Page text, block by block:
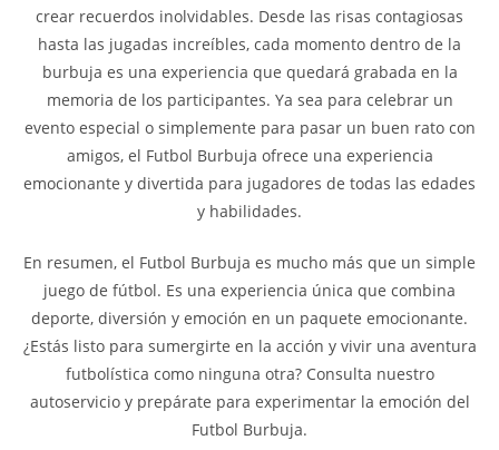
crear recuerdos inolvidables. Desde las risas contagiosas
hasta las jugadas increíbles, cada momento dentro de la
burbuja es una experiencia que quedará grabada en la
memoria de los participantes. Ya sea para celebrar un
evento especial o simplemente para pasar un buen rato con
amigos, el Futbol Burbuja ofrece una experiencia
emocionante y divertida para jugadores de todas las edades
y habilidades.
En resumen, el Futbol Burbuja es mucho más que un simple
juego de fútbol. Es una experiencia única que combina
deporte, diversión y emoción en un paquete emocionante.
¿Estás listo para sumergirte en la acción y vivir una aventura
futbolística como ninguna otra? Consulta nuestro
autoservicio y prepárate para experimentar la emoción del
Futbol Burbuja.